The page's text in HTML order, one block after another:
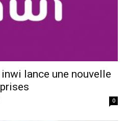
lance une nouvelle
0